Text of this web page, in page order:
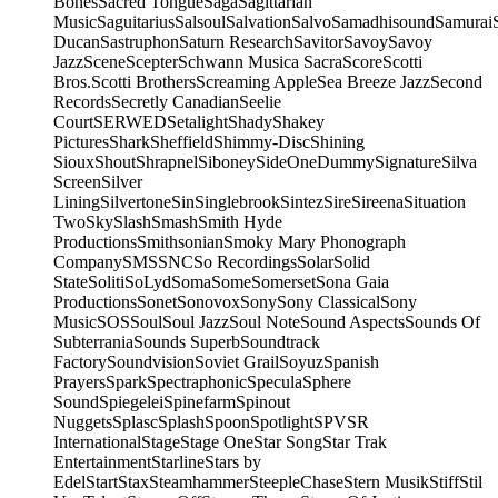
MusicSaguitariusSalsoulSalvationSalvoSamadhisoundSamurai
DucanSastruphonSaturn ResearchSavitorSavoySavoy
JazzSceneScepterSchwann Musica SacraScoreScotti
Bros.Scotti BrothersScreaming AppleSea Breeze JazzSecond
RecordsSecretly CanadianSeelie
CourtSERWEDSetalightShadyShakey
PicturesSharkSheffieldShimmy-DiscShining
SiouxShoutShrapnelSiboneySideOneDummySignatureSilva
ScreenSilver
LiningSilvertoneSinSinglebrookSintezSireSireenaSituation
TwoSkySlashSmashSmith Hyde
ProductionsSmithsonianSmoky Mary Phonograph
CompanySMSSNCSo RecordingsSolarSolid
StateSolitiSoLydSomaSomeSomersetSona Gaia
ProductionsSonetSonovoxSonySony ClassicalSony
MusicSOSSoulSoul JazzSoul NoteSound AspectsSounds Of
SubterraniaSounds SuperbSoundtrack
FactorySoundvisionSoviet GrailSoyuzSpanish
PrayersSparkSpectraphonicSpeculaSphere
SoundSpiegeleiSpinefarmSpinout
NuggetsSplascSplashSpoonSpotlightSPVSR
InternationalStageStage OneStar SongStar Trak
EntertainmentStarlineStars by
EdelStartStaxSteamhammerSteepleChaseStern MusikStiffStil